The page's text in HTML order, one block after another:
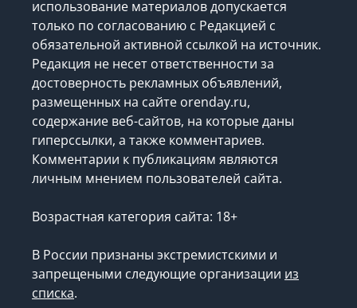
использование материалов допускается
только по согласованию с Редакцией с
обязательной активной ссылкой на источник.
Редакция не несет ответственности за
достоверность рекламных объявлений,
размещенных на сайте orenday.ru,
содержание веб-сайтов, на которые даны
гиперссылки, а также комментариев.
Комментарии к публикациям являются
личным мнением пользователей сайта.
Возрастная категория сайта: 18+
В России признаны экстремистскими и
запрещеными следующие организации из
списка.